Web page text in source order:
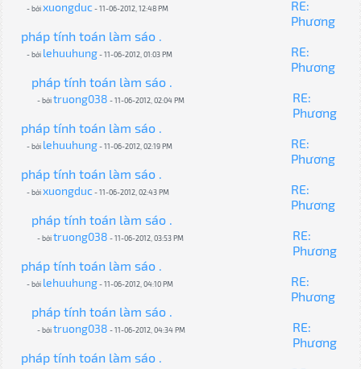
- bởixuongduc- 11-06-2012, 12:48 PM
RE:
Phương
pháp tính toán làm sáo .
- bởi lehuuhung- 11-06-2012, 01:03 PM
RE:
Phương
pháp tính toán làm sáo .
- bởitruong038 - 11-06-2012, 02:04 PM
RE:
Phương
pháp tính toán làm sáo .
- bởi lehuuhung- 11-06-2012, 02:19 PM
RE:
Phương
pháp tính toán làm sáo .
- bởixuongduc- 11-06-2012, 02:43 PM
RE:
Phương
pháp tính toán làm sáo .
- bởitruong038 - 11-06-2012, 03:53 PM
RE:
Phương
pháp tính toán làm sáo .
- bởi lehuuhung- 11-06-2012, 04:10 PM
RE:
Phương
pháp tính toán làm sáo .
- bởitruong038 - 11-06-2012, 04:34 PM
RE:
Phương
pháp tính toán làm sáo .